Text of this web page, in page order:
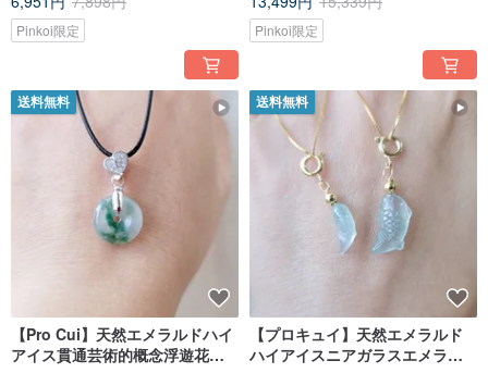
グリーンを基調とした平安釦レ
ザーチョーカーネックレス
Pinkoi限定 Pinkoi限定
送料無料
【Pro Cui】天然エメラルドハイ
アイス貫通芸術的概念浮遊花輝
送料無料
【プロキュイ】天然エメラルド
ハイアイスニアガラスエメラル